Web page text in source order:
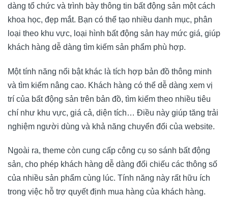
dàng tổ chức và trình bày thông tin bất động sản một cách
khoa học, đẹp mắt. Bạn có thể tạo nhiều danh mục, phân
loại theo khu vực, loại hình bất động sản hay mức giá, giúp
khách hàng dễ dàng tìm kiếm sản phẩm phù hợp.
Một tính năng nổi bật khác là tích hợp bản đồ thông minh
và tìm kiếm nâng cao. Khách hàng có thể dễ dàng xem vị
trí của bất động sản trên bản đồ, tìm kiếm theo nhiều tiêu
chí như khu vực, giá cả, diện tích… Điều này giúp tăng trải
nghiệm người dùng và khả năng chuyển đổi của website.
Ngoài ra, theme còn cung cấp công cụ so sánh bất động
sản, cho phép khách hàng dễ dàng đối chiếu các thông số
của nhiều sản phẩm cùng lúc. Tính năng này rất hữu ích
trong việc hỗ trợ quyết định mua hàng của khách hàng.